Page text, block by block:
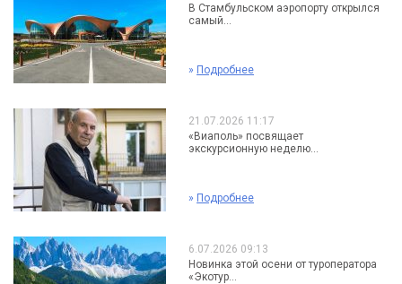
В Стамбульском аэропорту открылся
самый...
» Подробнее
21.07.2026 11:17
«Виаполь» посвящает
экскурсионную неделю...
» Подробнее
6.07.2026 09:13
Новинка этой осени от туроператора
«Экотур...